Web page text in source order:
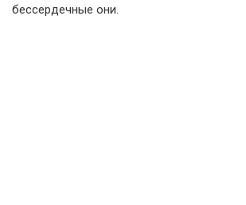
бессердечные они.